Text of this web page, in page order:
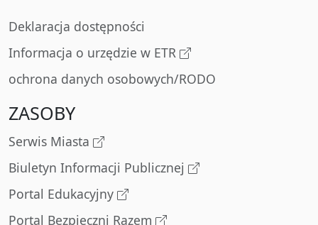
Deklaracja dostępności
Informacja o urzędzie w ETR
ochrona danych osobowych/RODO
ZASOBY
Serwis Miasta
Biuletyn Informacji Publicznej
Portal Edukacyjny
Portal Bezpieczni Razem